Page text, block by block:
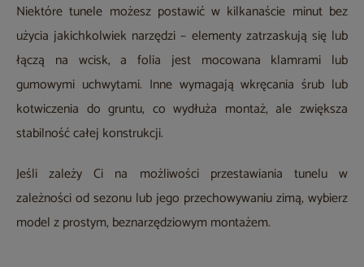
Niektóre tunele możesz postawić w kilkanaście minut bez
użycia jakichkolwiek narzędzi – elementy zatrzaskują się lub
łączą na wcisk, a folia jest mocowana klamrami lub
gumowymi uchwytami. Inne wymagają wkręcania śrub lub
kotwiczenia do gruntu, co wydłuża montaż, ale zwiększa
stabilność całej konstrukcji.
Jeśli zależy Ci na możliwości przestawiania tunelu w
zależności od sezonu lub jego przechowywaniu zimą, wybierz
model z prostym, beznarzędziowym montażem.